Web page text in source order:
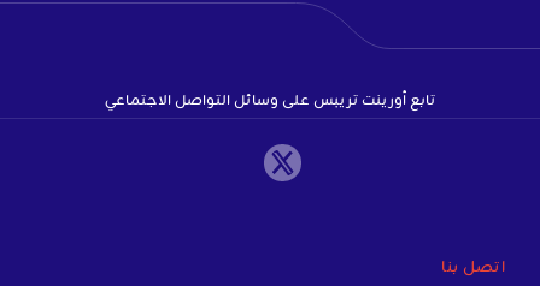
تابع أورينت تريبس على وسائل التواصل الاجتماعي
اتصل بنا